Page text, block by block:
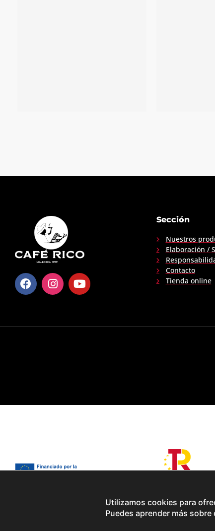
Más información
Más
Sección
Nuestros
Elaboración /
Contacto
Tienda online
Utilizamos cookies para
Puedes aprender más